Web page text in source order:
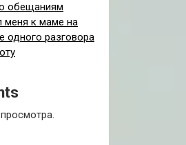
обещаниям
меня к маме на
одного разговора